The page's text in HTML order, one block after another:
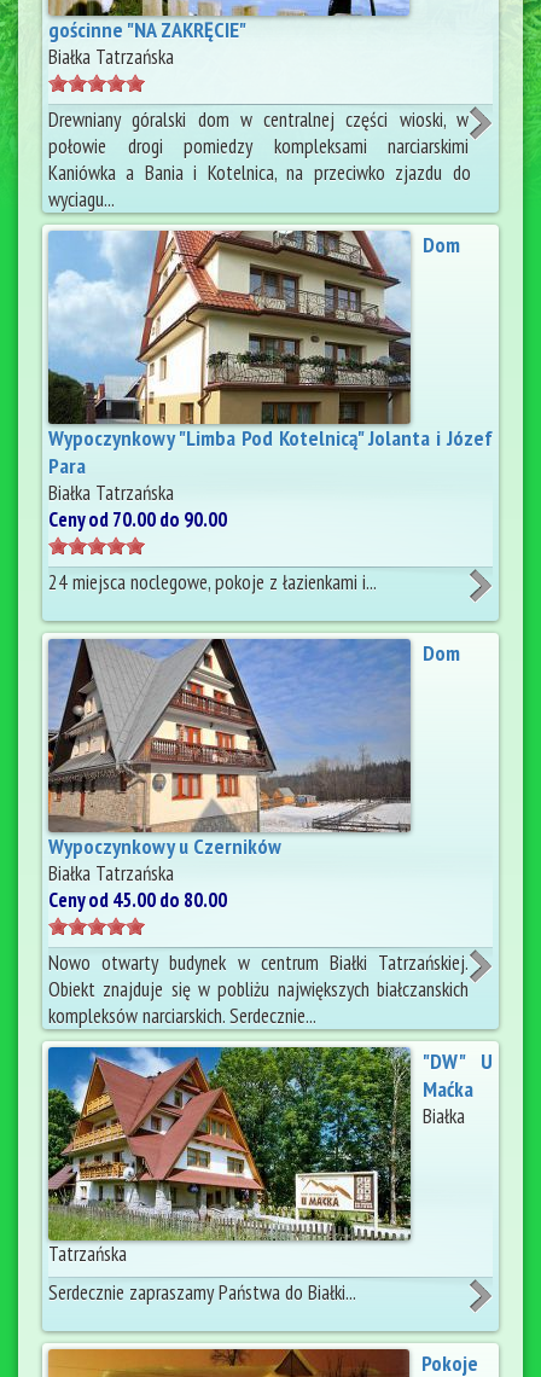
gościnne "NA ZAKRĘCIE"
Białka Tatrzańska
Drewniany góralski dom w centralnej części wioski, w
połowie drogi pomiedzy kompleksami narciarskimi
Kaniówka a Bania i Kotelnica, na przeciwko zjazdu do
wyciagu...
Dom
Wypoczynkowy "Limba Pod Kotelnicą" Jolanta i Józef
Para
Białka Tatrzańska
Ceny od 70.00 do 90.00
24 miejsca noclegowe, pokoje z łazienkami i...
Dom
Wypoczynkowy u Czerników
Białka Tatrzańska
Ceny od 45.00 do 80.00
Nowo otwarty budynek w centrum Białki Tatrzańskiej.
Obiekt znajduje się w pobliżu największych białczanskich
kompleksów narciarskich. Serdecznie...
"DW" U
Maćka
Białka
Tatrzańska
Serdecznie zapraszamy Państwa do Białki...
Pokoje